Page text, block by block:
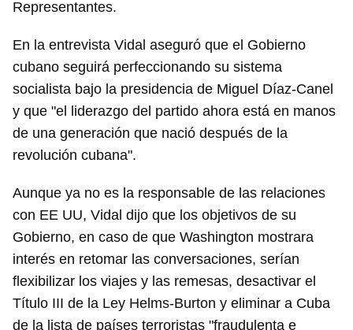
Representantes.
En la entrevista Vidal aseguró que el Gobierno
cubano seguirá perfeccionando su sistema
socialista bajo la presidencia de Miguel Díaz-Canel
y que "el liderazgo del partido ahora está en manos
de una generación que nació después de la
revolución cubana".
Aunque ya no es la responsable de las relaciones
con EE UU, Vidal dijo que los objetivos de su
Gobierno, en caso de que Washington mostrara
interés en retomar las conversaciones, serían
flexibilizar los viajes y las remesas, desactivar el
Título III de la Ley Helms-Burton y eliminar a Cuba
de la lista de países terroristas "fraudulenta e